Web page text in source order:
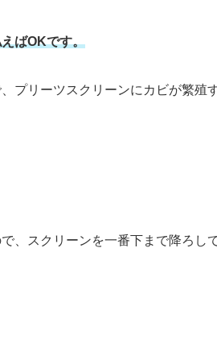
ばOKです。
プリーツスクリーンにカビが繁殖
、スクリーンを一番下まで降ろし